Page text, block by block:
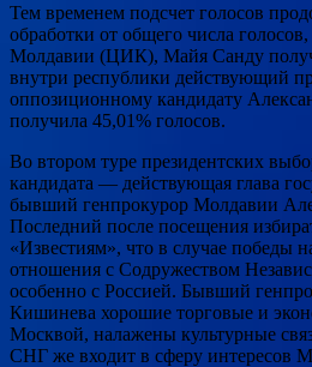
Тем временем подсчет голосов
обработки от общего числа
Молдавии (ЦИК), Майя Санду
внутри республики действующий
оппозиционному кандидату
получила 45,01% голосов.
Во втором туре президентских
кандидата — действующая глава
бывший генпрокурор Молдавии
Последний после посещения
«Известиям», что в случае победы
отношения с Содружеством
особенно с Россией. Бывший
Кишинева хорошие торговые и
Москвой, налажены культурные
СНГ же входит в сферу интересов